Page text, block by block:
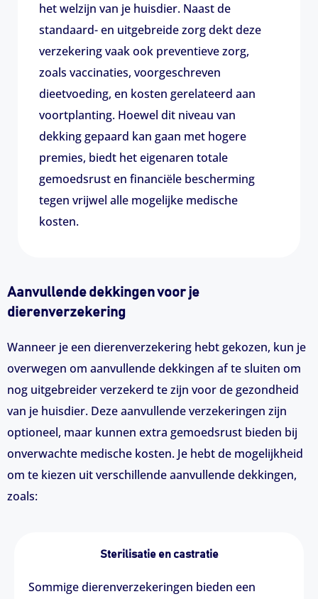
het welzijn van je huisdier. Naast de
standaard- en uitgebreide zorg dekt deze
verzekering vaak ook preventieve zorg,
zoals vaccinaties, voorgeschreven
dieetvoeding, en kosten gerelateerd aan
voortplanting. Hoewel dit niveau van
dekking gepaard kan gaan met hogere
premies, biedt het eigenaren totale
gemoedsrust en financiële bescherming
tegen vrijwel alle mogelijke medische
kosten.
Aanvullende dekkingen voor je
dierenverzekering
Wanneer je een dierenverzekering hebt gekozen, kun je
overwegen om aanvullende dekkingen af te sluiten om
nog uitgebreider verzekerd te zijn voor de gezondheid
van je huisdier. Deze aanvullende verzekeringen zijn
optioneel, maar kunnen extra gemoedsrust bieden bij
onverwachte medische kosten. Je hebt de mogelijkheid
om te kiezen uit verschillende aanvullende dekkingen,
zoals:
Sterilisatie en castratie
Sommige dierenverzekeringen bieden een